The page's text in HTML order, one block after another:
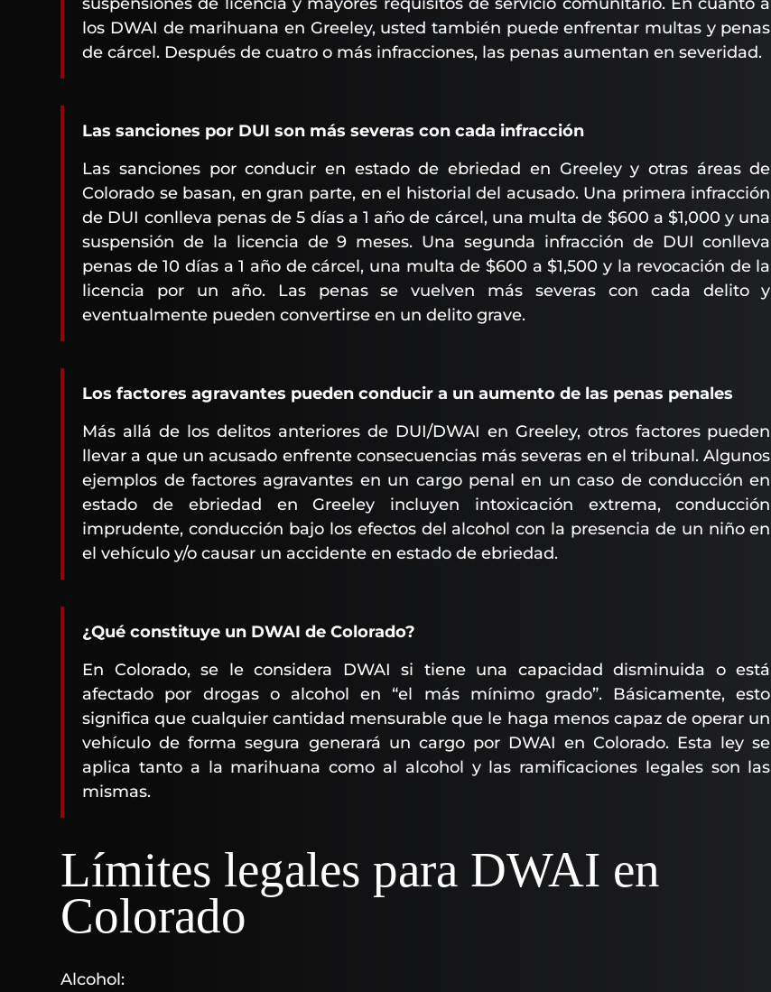
los DWAI de marihuana en Greeley, usted también puede enfrentar multas y penas
de cárcel. Después de cuatro o más infracciones, las penas aumentan en severidad.
Las sanciones por DUI son más severas con cada infracción
Las sanciones por conducir en estado de ebriedad en Greeley y otras áreas de
Colorado se basan, en gran parte, en el historial del acusado. Una primera infracción
de DUI conlleva penas de 5 días a 1 año de cárcel, una multa de $600 a $1,000 y una
suspensión de la licencia de 9 meses. Una segunda infracción de DUI conlleva
penas de 10 días a 1 año de cárcel, una multa de $600 a $1,500 y la revocación de la
licencia por un año. Las penas se vuelven más severas con cada delito y
eventualmente pueden convertirse en un delito grave.
Los factores agravantes pueden conducir a un aumento de las penas penales
Más allá de los delitos anteriores de DUI/DWAI en Greeley, otros factores pueden
llevar a que un acusado enfrente consecuencias más severas en el tribunal. Algunos
ejemplos de factores agravantes en un cargo penal en un caso de conducción en
estado de ebriedad en Greeley incluyen intoxicación extrema, conducción
imprudente, conducción bajo los efectos del alcohol con la presencia de un niño en
el vehículo y/o causar un accidente en estado de ebriedad.
¿Qué constituye un DWAI de Colorado?
En Colorado, se le considera DWAI si tiene una capacidad disminuida o está
afectado por drogas o alcohol en “el más mínimo grado”. Básicamente, esto
significa que cualquier cantidad mensurable que le haga menos capaz de operar un
vehículo de forma segura generará un cargo por DWAI en Colorado. Esta ley se
aplica tanto a la marihuana como al alcohol y las ramificaciones legales son las
mismas.
Límites legales para DWAI en
Colorado
Alcohol: